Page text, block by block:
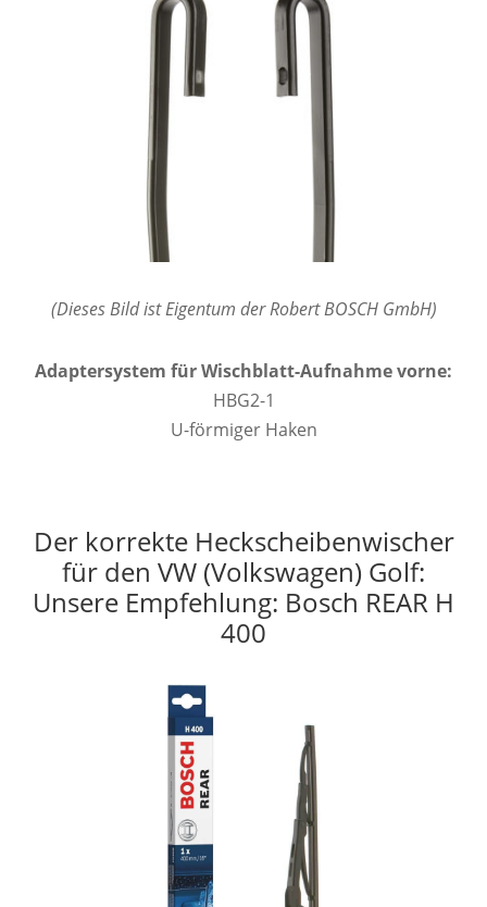
(Dieses Bild ist Eigentum der Robert BOSCH GmbH)
Adaptersystem für Wischblatt-Aufnahme vorne:
HBG2-1
U-förmiger Haken
Der korrekte Heckscheibenwischer
für den VW (Volkswagen) Golf:
Unsere Empfehlung: Bosch REAR H
400